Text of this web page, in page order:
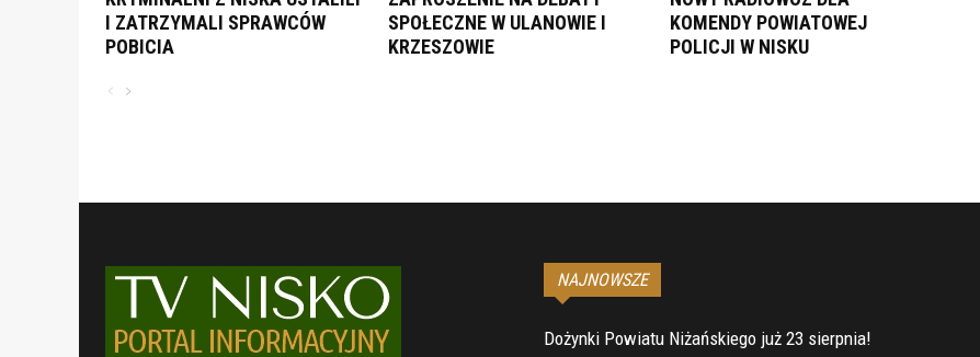
I ZATRZYMALI SPRAWCÓW
POBICIA
SPOŁECZNE W ULANOWIE I
KRZESZOWIE
KOMENDY POWIATOWEJ
POLICJI W NISKU
NAJNOWSZE
Dożynki Powiatu Niżańskiego już 23 sierpnia!